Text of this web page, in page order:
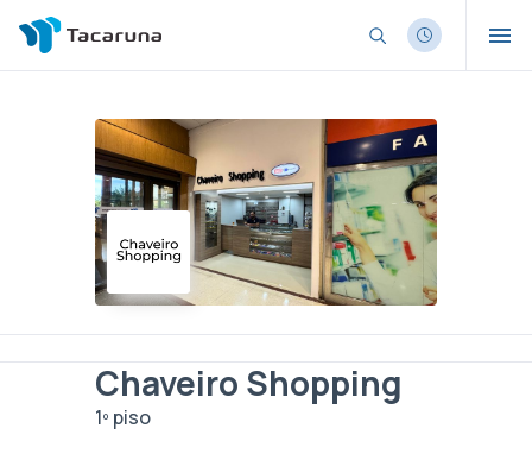
Chaveiro Shopping
1º piso